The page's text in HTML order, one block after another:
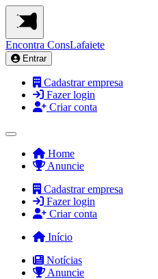
Encontra ConsLafaiete
Entrar
Cadastrar empresa
Fazer login
Criar conta
Home
Anuncie
Cadastrar empresa
Fazer login
Criar conta
Início
Notícias
Anuncie